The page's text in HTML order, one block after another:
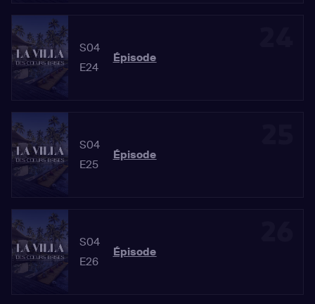
S04
E24
Épisode
S04
E25
Épisode
S04
E26
Épisode